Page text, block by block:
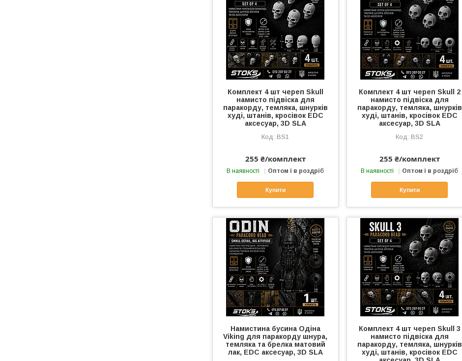
Комплект 4 шт череп Skull
намисто підвіска для
паракорду, темляка, шнурків
худі, штанів, кросівок EDC
аксесуар, 3D SLA
BS1
255 ₴/комплект
В наявності Оптом і в роздріб
Купити
Комплект 4 шт череп Skull 2
намисто підвіска для
паракорду, темляка, шнурків
худі, штанів, кросівок EDC
аксесуар, 3D SLA
BS2
255 ₴/комплект
В наявності Оптом і в роздріб
Купити
Намистина бусина Одіна
Viking для паракорду шнура,
темляка та брелка матовий
лак, EDC аксесуар, 3D SLA
Комплект 4 шт череп Skull 3
намисто підвіска для
паракорду, темляка, шнурків
худі, штанів, кросівок EDC